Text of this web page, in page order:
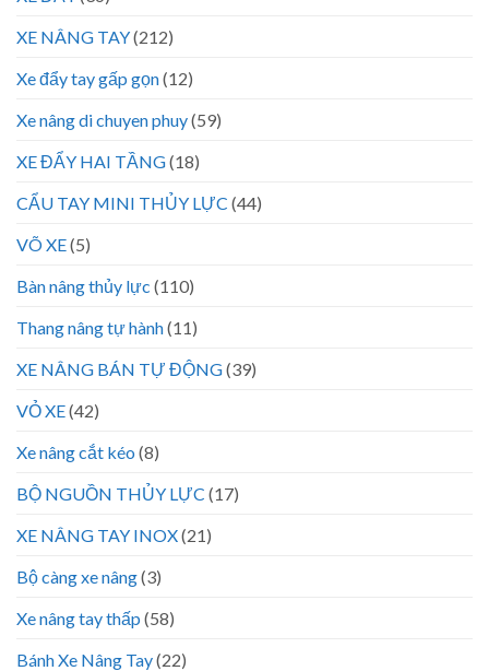
XE NÂNG TAY(212)
Xe đẩy tay gấp gọn(12)
Xe nâng di chuyen phuy(59)
XE ĐẨY HAI TẦNG(18)
CẨU TAY MINI THỦY LỰC (44)
VÕ XE(5)
Bàn nâng thủy lực (110)
Thang nâng tự hành(11)
XE NÂNG BÁN TỰ ĐỘNG(39)
VỎ XE(42)
Xe nâng cắt kéo (8)
BỘ NGUỒN THỦY LỰC (17)
XE NÂNG TAY INOX(21)
Bộ càng xe nâng(3)
Xe nâng tay thấp (58)
Bánh Xe Nâng Tay(22)